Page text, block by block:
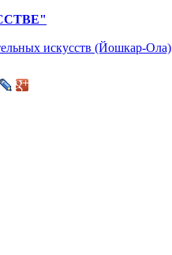
искусств (Йошкар-Ола)